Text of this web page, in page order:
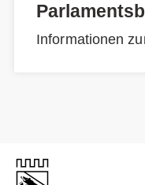
Informationen